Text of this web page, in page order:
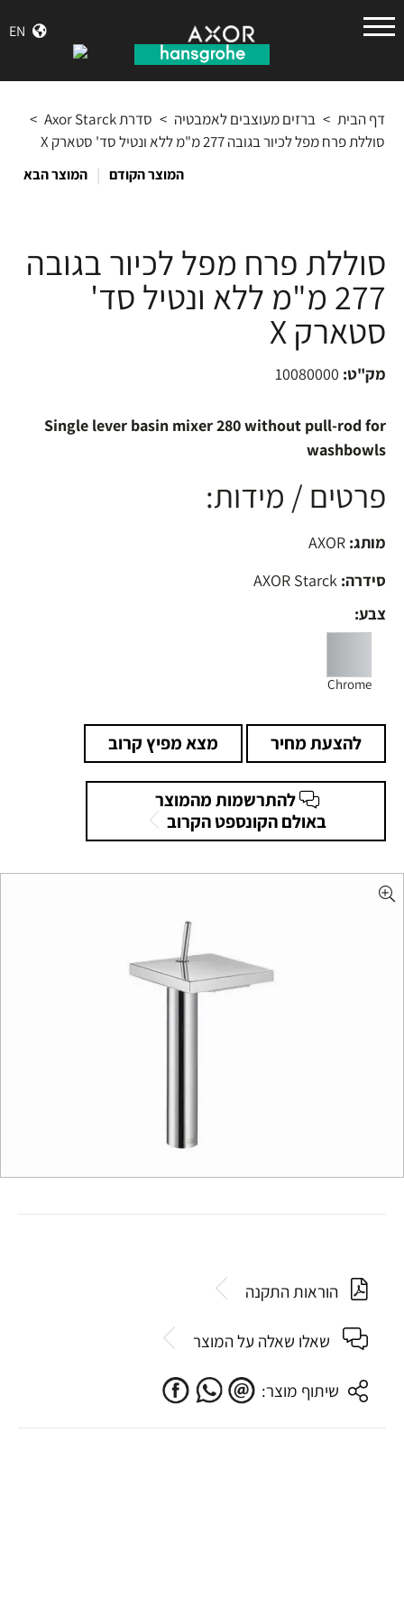
EN
גרואה
דף הבית > ברזים מעוצבים לאמבטיה > סדרת Axor Starck
>
סוללת פרח מפל לכיור בגובה 277 מ"מ ללא ונטיל סד' סטארק X
המוצר הקודם | המוצר הבא
סוללת פרח מפל לכיור בגובה
277 מ"מ ללא ונטיל סד'
סטארק X
מק"ט: 10080000
Single lever basin mixer 280 without pull-rod for
washbowls
פרטים / מידות:
מותג:
סידרה:
צבע:
Chrome
להצעת מחיר מצא מפיץ קרוב
להתרשמות מהמוצר
באולם הקונספט הקרוב
הוראות התקנה
שאלו שאלה על המוצר
שיתוף מוצר: